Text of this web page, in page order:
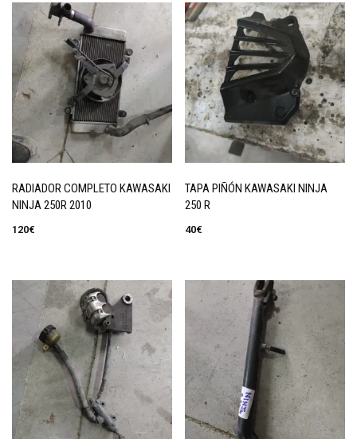
RADIADOR COMPLETO KAWASAKI
NINJA 250R 2010
120€
TAPA PIÑÓN KAWASAKI NINJA
250 R
40€